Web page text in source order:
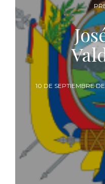
Vicente
31 DE ENERO DE